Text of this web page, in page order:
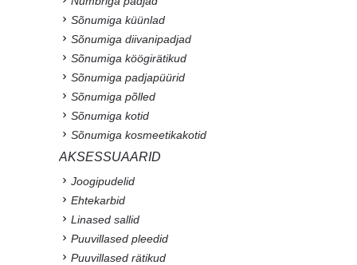
Sõnumiga küünlad
Sõnumiga diivanipadjad
Sõnumiga köögirätikud
Sõnumiga padjapüürid
Sõnumiga põlled
Sõnumiga kotid
Sõnumiga kosmeetikakotid
AKSESSUAARID
Joogipudelid
Ehtekarbid
Linased sallid
Puuvillased pleedid
Puuvillased rätikud